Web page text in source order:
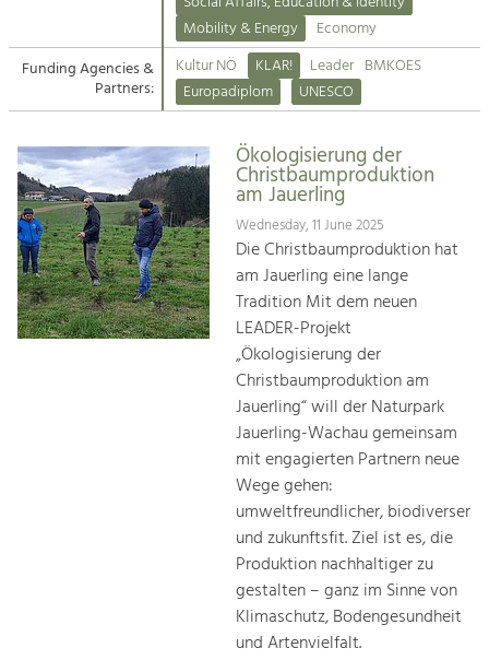
Suche
Impressum
Kontakt
Tourism
Offer Development and Positioning
Art & Culture
Crafts, Science and Research.
Social Affairs, Education
& Identity
Equality, Youth and Integration.
Climate Change, Public Transport and
Increase in Regional Value Added.
Mobility & Energy
Economy
Funding Agencies &
Partners:
Kultur NÖ KLAR! Leader BMKOES
Europadiplom
UNESCO
Ökologisierung der
Christbaumproduktion
am Jauerling
Wednesday, 11 June 2025
Die Christbaumproduktion hat
am Jauerling eine lange
Tradition Mit dem neuen
LEADER-Projekt
„Ökologisierung der
Christbaumproduktion am
Jauerling“ will der Naturpark
Jauerling-Wachau gemeinsam
mit engagierten Partnern neue
Wege gehen:
umweltfreundlicher, biodiverser
und zukunftsfit. Ziel ist es, die
Produktion nachhaltiger zu
gestalten – ganz im Sinne von
Klimaschutz, Bodengesundheit
und Artenvielfalt.